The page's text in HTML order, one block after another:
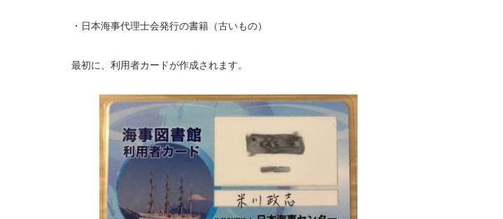
・日本海事代理士会発行の書籍（古いもの）
最初に、利用者カードが作成されます。